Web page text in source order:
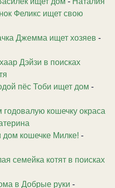
Феликс ищет свою
Джемма ищет хозяев -
Дэйзи в поисках
пёс Тоби ищет дом -
годовалую кошечку окраса
кошечке Милке! -
семейка котят в поисках
в Добрые руки -